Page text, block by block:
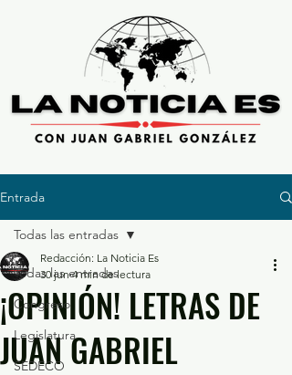
Entrada
Todas las entradas
Congreso
Legislatura
SEDECO
Todas las entradas
¡OPINIÓN! LETRAS DE
JUAN GABRIEL
Redacción: La Noticia Es
30 jun 4 min de lectura